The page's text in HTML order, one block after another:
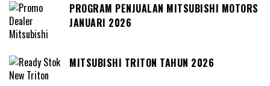
PROGRAM PENJUALAN MITSUBISHI MOTORS
JANUARI 2026
MITSUBISHI TRITON TAHUN 2026